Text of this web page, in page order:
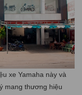
xe Yamaha này và
mang thương hiệu